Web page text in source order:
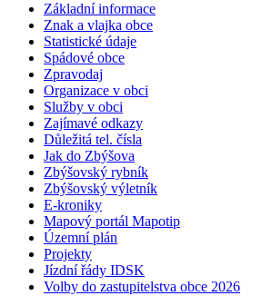
Základní informace
Znak a vlajka obce
Statistické údaje
Spádové obce
Zpravodaj
Organizace v obci
Služby v obci
Zajímavé odkazy
Důležitá tel. čísla
Jak do Zbýšova
Zbýšovský rybník
Zbýšovský výletník
E-kroniky
Mapový portál Mapotip
Územní plán
Projekty
Jízdní řády IDSK
Volby do zastupitelstva obce 2026